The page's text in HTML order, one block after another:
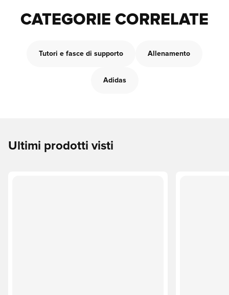
CATEGORIE CORRELATE
Tutori e fasce di supporto Allenamento
Adidas
Ultimi prodotti visti